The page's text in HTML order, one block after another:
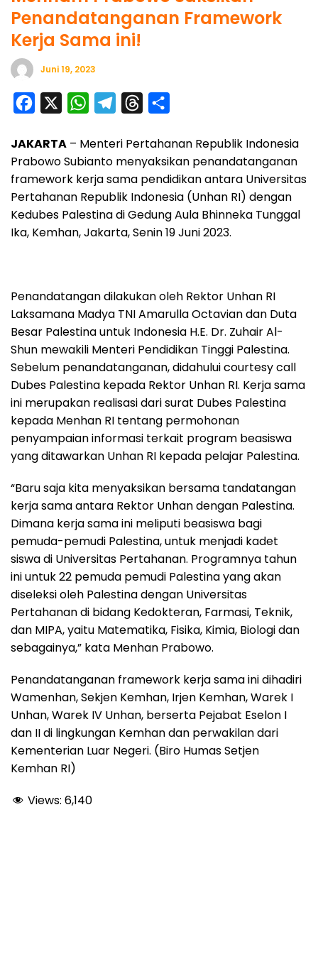
Penandatanganan Framework
Kerja Sama ini!
Juni 19, 2023
c
e
b
o
o
W
a
t
s
A
p
l
e
g
r
a
r
e
a
d
s
a
r
e
JAKARTA – Menteri Pertahanan Republik Indonesia
Prabowo Subianto menyaksikan penandatanganan
framework kerja sama pendidikan antara Universitas
Pertahanan Republik Indonesia (Unhan RI) dengan
Kedubes Palestina di Gedung Aula Bhinneka Tunggal
Ika, Kemhan, Jakarta, Senin 19 Juni 2023.
Penandatangan dilakukan oleh Rektor Unhan RI
Laksamana Madya TNI Amarulla Octavian dan Duta
Besar Palestina untuk Indonesia H.E. Dr. Zuhair Al-
Shun mewakili Menteri Pendidikan Tinggi Palestina.
Sebelum penandatanganan, didahului courtesy call
Dubes Palestina kepada Rektor Unhan RI. Kerja sama
ini merupakan realisasi dari surat Dubes Palestina
kepada Menhan RI tentang permohonan
penyampaian informasi terkait program beasiswa
yang ditawarkan Unhan RI kepada pelajar Palestina.
“Baru saja kita menyaksikan bersama tandatangan
kerja sama antara Rektor Unhan dengan Palestina.
Dimana kerja sama ini meliputi beasiswa bagi
pemuda-pemudi Palestina, untuk menjadi kadet
siswa di Universitas Pertahanan. Programnya tahun
ini untuk 22 pemuda pemudi Palestina yang akan
diseleksi oleh Palestina dengan Universitas
Pertahanan di bidang Kedokteran, Farmasi, Teknik,
dan MIPA, yaitu Matematika, Fisika, Kimia, Biologi dan
sebagainya,” kata Menhan Prabowo.
Penandatanganan framework kerja sama ini dihadiri
Wamenhan, Sekjen Kemhan, Irjen Kemhan, Warek I
Unhan, Warek IV Unhan, berserta Pejabat Eselon I
dan II di lingkungan Kemhan dan perwakilan dari
Kementerian Luar Negeri. (Biro Humas Setjen
Kemhan RI)
Views: 6,140